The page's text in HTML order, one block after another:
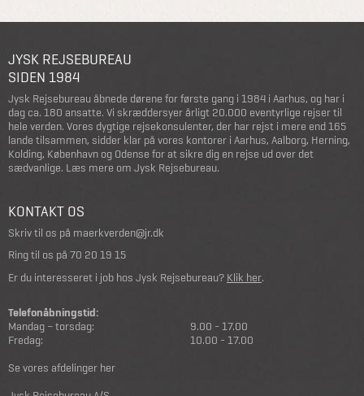
JYSK REJSEBUREAU
SIDEN 1984
Jysk Rejsebureau åbnede dørene for første gang i 1984 i Aarhus, og har i
dag ca. 180 ansatte. Vi skræddersyer årligt 20.000 eventyrlige rejser til
hele verden. Vores dygtige rejsekonsulenter, der har rejst i mere end 165
lande tilsammen, sidder klar på vores kontorer i Aarhus, Aalborg, Herning,
Kolding, København og Odense for at sikre dig en rejse ud over det
sædvanlige. Læs mere om Jysk Rejsebureau.
KONTAKT OS
Skriv til os på maerkverden@jr.dk
Ring til os på 70 20 19 15
Er du interesseret i job hos Jysk Rejsebureau? Klik her.
Telefonåbningstid:
Mandag – torsdag:
9.00 - 17.00
Fredag:
10.00 - 17.00
Se vores afdelinger her